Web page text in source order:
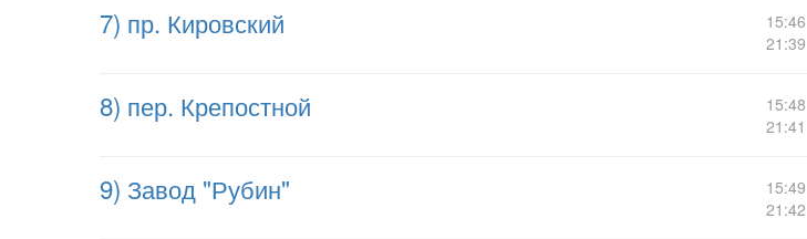
7) пр. Кировский 15:46
21:39
8) пер. Крепостной 15:48
21:41
9) Завод "Рубин" 15:49
21:42